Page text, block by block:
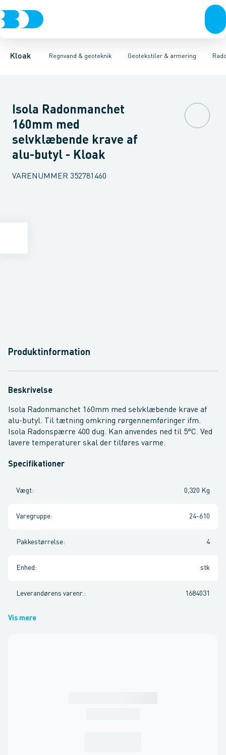
Kloak Regnvand & geoteknik
Rør & fittingsBrønde Brøndgods Linjeafvanding Tanke,
Geotekstiler & armering
Faskiner Geotekstiler & armering
GeotekstilerGeo & armeringsnet Radonsikring
Isola Radonmanchet
160mm med
selvklæbende krave af
alu-butyl - Kloak
VARENUMMER 352781460
Produktinformation
Beskrivelse
Isola Radonmanchet 160mm med selvklæbende krave af
alu-butyl. Til tætning omkring rørgennemføringer ifm.
Isola Radonspærre 400 dug. Kan anvendes ned til 5°C. Ved
lavere temperaturer skal der tilføres varme.
Specifikationer
Vægt: 0,320 Kg
Varegruppe: 24-610
Pakkestørrelse: 4
Enhed : stk
Leverandørens varenr. : 1684031
Vis mere